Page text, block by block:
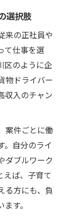
定させる
略
力とは
事例紹介
改革
すなら
独立準備
ント
用術
安
ストーリ
選択肢
来の正社員や
て仕事を選
区のように企
物ドライバー
収入のチャン
案件ごとに働
。自分のライ
ダブルワーク
えば、子育て
る方にも、負
す。